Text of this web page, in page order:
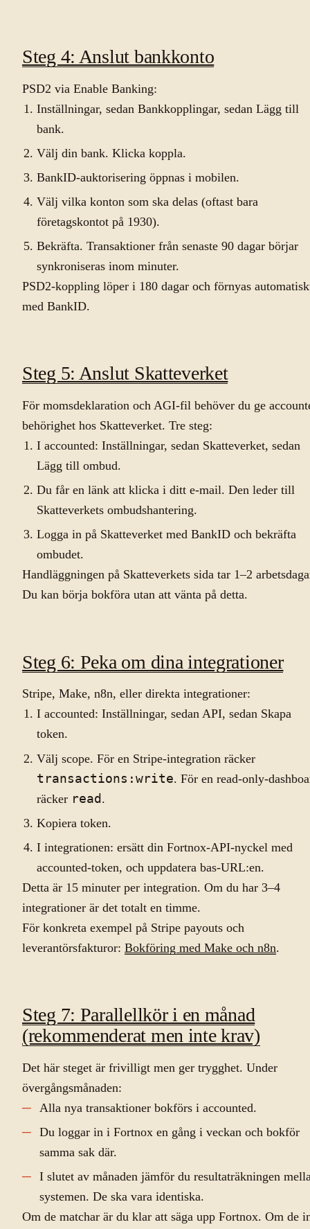
Steg 4: Anslut bankkonto
PSD2 via Enable Banking:
Inställningar, sedan Bankkopplingar, sedan Lägg till
bank.
Välj din bank. Klicka koppla.
BankID-auktorisering öppnas i mobilen.
Välj vilka konton som ska delas (oftast bara
företagskontot på 1930).
Bekräfta. Transaktioner från senaste 90 dagar börjar
synkroniseras inom minuter.
PSD2-koppling löper i 180 dagar och förnyas
med BankID.
Steg 5: Anslut Skatteverket
För momsdeklaration och AGI-fil behöver du ge
behörighet hos Skatteverket. Tre steg:
I accounted: Inställningar, sedan Skatteverket, sedan
Lägg till ombud.
Du får en länk att klicka i ditt e-mail. Den leder till
Skatteverkets ombudshantering.
Logga in på Skatteverket med BankID och bekräfta
ombudet.
Handläggningen på Skatteverkets sida tar 1–2
Du kan börja bokföra utan att vänta på detta.
Steg 6: Peka om dina integrationer
Stripe, Make, n8n, eller direkta integrationer:
I accounted: Inställningar, sedan API, sedan Skapa
token.
Välj scope. För en Stripe-integration räcker
transactions:write. För en read-only-
räcker read .
Kopiera token.
I integrationen: ersätt din Fortnox-API-nyckel med
accounted-token, och uppdatera bas-URL:en.
Detta är 15 minuter per integration. Om du har 3–4
integrationer är det totalt en timme.
För konkreta exempel på Stripe payouts och
leverantörsfakturor: Bokföring med Make och n8n.
Steg 7: Parallellkör i en månad
(rekommenderat men inte krav)
Det här steget är frivilligt men ger trygghet. Under
övergångsmånaden:
Alla nya transaktioner bokförs i accounted.
Du loggar in i Fortnox en gång i veckan och bokför
samma sak där.
I slutet av månaden jämför du resultaträkningen
systemen. De ska vara identiska.
Om de matchar är du klar att säga upp Fortnox. Om de